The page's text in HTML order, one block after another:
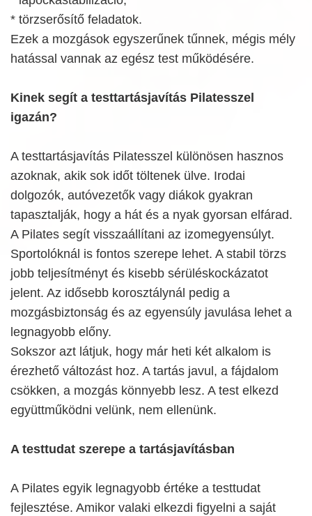
* törzserősítő feladatok.
Ezek a mozgások egyszerűnek tűnnek, mégis mély
hatással vannak az egész test működésére.
Kinek segít a testtartásjavítás Pilatesszel
igazán?
A testtartásjavítás Pilatesszel különösen hasznos
azoknak, akik sok időt töltenek ülve. Irodai
dolgozók, autóvezetők vagy diákok gyakran
tapasztalják, hogy a hát és a nyak gyorsan elfárad.
A Pilates segít visszaállítani az izomegyensúlyt.
Sportolóknál is fontos szerepe lehet. A stabil törzs
jobb teljesítményt és kisebb sérüléskockázatot
jelent. Az idősebb korosztálynál pedig a
mozgásbiztonság és az egyensúly javulása lehet a
legnagyobb előny.
Sokszor azt látjuk, hogy már heti két alkalom is
érezhető változást hoz. A tartás javul, a fájdalom
csökken, a mozgás könnyebb lesz. A test elkezd
együttműködni velünk, nem ellenünk.
A testtudat szerepe a tartásjavításban
A Pilates egyik legnagyobb értéke a testtudat
fejlesztése. Amikor valaki elkezdi figyelni a saját